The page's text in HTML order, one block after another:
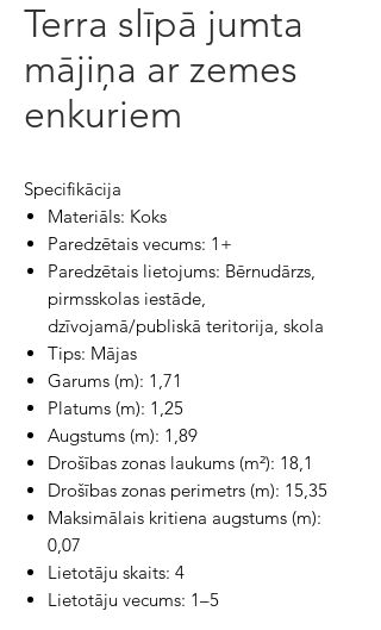
Terra slīpā jumta
mājiņa ar zemes
enkuriem
Specifikācija
Materiāls: Koks
Paredzētais vecums: 1+
Paredzētais lietojums: Bērnudārzs,
pirmsskolas iestāde,
dzīvojamā/publiskā teritorija, skola
Tips: Mājas
Garums (m): 1,71
Platums (m): 1,25
Augstums (m): 1,89
Drošības zonas laukums (m²): 18,1
Drošības zonas perimetrs (m): 15,35
Maksimālais kritiena augstums (m):
0,07
Lietotāju skaits: 4
Lietotāju vecums: 1–5